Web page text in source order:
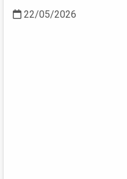
22/05/2026